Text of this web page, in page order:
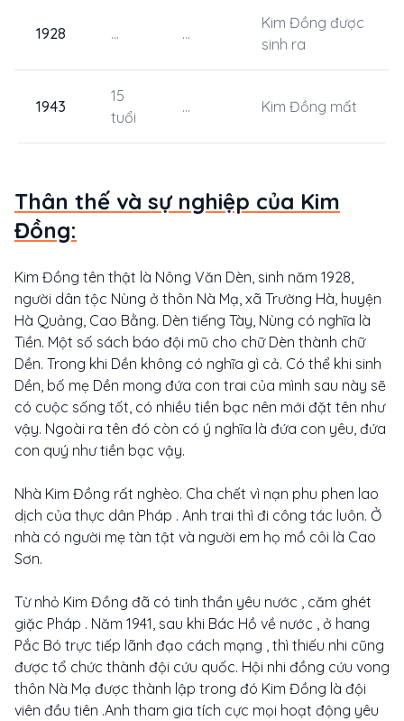
1928 ... ...
Kim Đồng được
sinh ra
1943
15
tuổi
... Kim Đồng mất
Thân thế và sự nghiệp của Kim
Đồng:
Kim Đồng tên thật là Nông Văn Dèn, sinh năm 1928,
người dân tộc Nùng ở thôn Nà Mạ, xã Trường Hà, huyện
Hà Quảng, Cao Bằng. Dèn tiếng Tày, Nùng có nghĩa là
Tiền. Một số sách báo đội mũ cho chữ Dèn thành chữ
Dền. Trong khi Dền không có nghĩa gì cả. Có thể khi sinh
Dền, bố mẹ Dền mong đứa con trai của mình sau này sẽ
có cuộc sống tốt, có nhiều tiền bạc nên mới đặt tên như
vậy. Ngoài ra tên đó còn có ý nghĩa là đứa con yêu, đứa
con quý như tiền bạc vậy.
Nhà Kim Đồng rất nghèo. Cha chết vì nạn phu phen lao
dịch của thực dân Pháp . Anh trai thì đi công tác luôn. Ở
nhà có người mẹ tàn tật và người em họ mồ côi là Cao
Sơn.
Từ nhỏ Kim Đồng đã có tinh thần yêu nước , căm ghét
giặc Pháp . Năm 1941, sau khi Bác Hồ về nước , ở hang
Pắc Bó trực tiếp lãnh đạo cách mạng , thì thiếu nhi cũng
được tổ chức thành đội cứu quốc. Hội nhi đồng cứu vong
thôn Nà Mạ được thành lập trong đó Kim Đồng là đội
viên đầu tiên .Anh tham gia tích cực mọi hoạt động yêu